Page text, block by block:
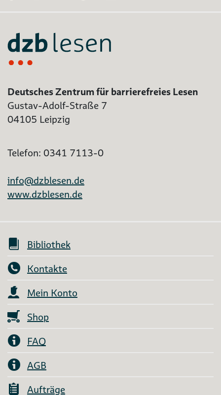
Deutsches Zentrum für barrierefreies Lesen
Gustav-Adolf-Straße 7
04105 Leipzig
Telefon: 0341 7113-0
info@dzblesen.de
www.dzblesen.de
Bibliothek
Kontakte
Mein Konto
Shop
FAQ
AGB
Aufträge